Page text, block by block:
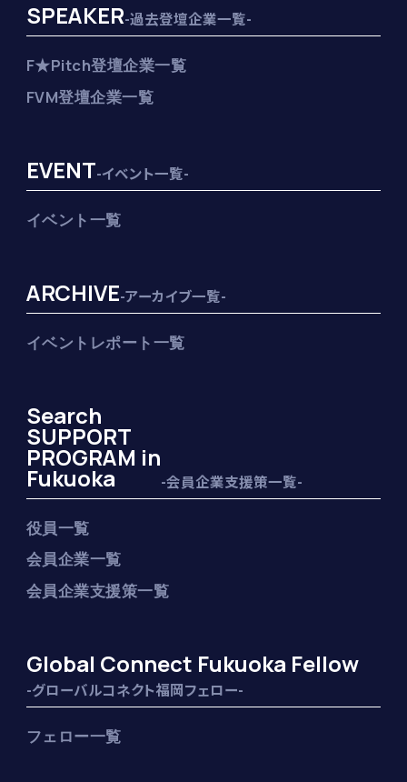
SPEAKER-過去登壇企業一覧-
F★Pitch登壇企業一覧
FVM登壇企業一覧
EVENT-イベント一覧-
イベント一覧
ARCHIVE-アーカイブ一覧-
イベントレポート一覧
Search
SUPPORT
PROGRAM in
Fukuoka -会員企業支援策一覧-
役員一覧
会員企業一覧
会員企業支援策一覧
Global Connect Fukuoka Fellow
-グローバルコネクト福岡フェロー-
フェロー一覧